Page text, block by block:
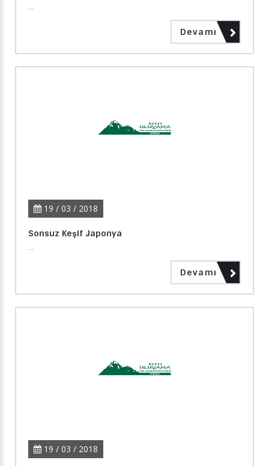
...
Devamı
19 / 03 / 2018
Sonsuz Keşif Japonya
...
Devamı
19 / 03 / 2018